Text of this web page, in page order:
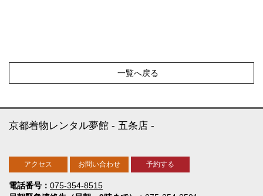
一覧へ戻る
電話番号
075-354-8515
京都着物レンタル夢館 五条店
アクセス お問い合わせ 予約する